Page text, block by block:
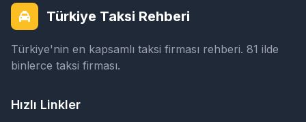
Türkiye Taksi Rehberi
Türkiye'nin en kapsamlı taksi firması rehberi. 81 ilde
binlerce taksi firması.
Hızlı Linkler